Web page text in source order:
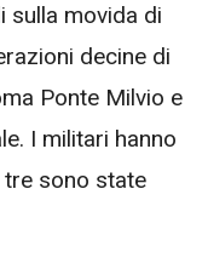
sulla movida di
decine di
Ponte Milvio e
I militari hanno
sono state